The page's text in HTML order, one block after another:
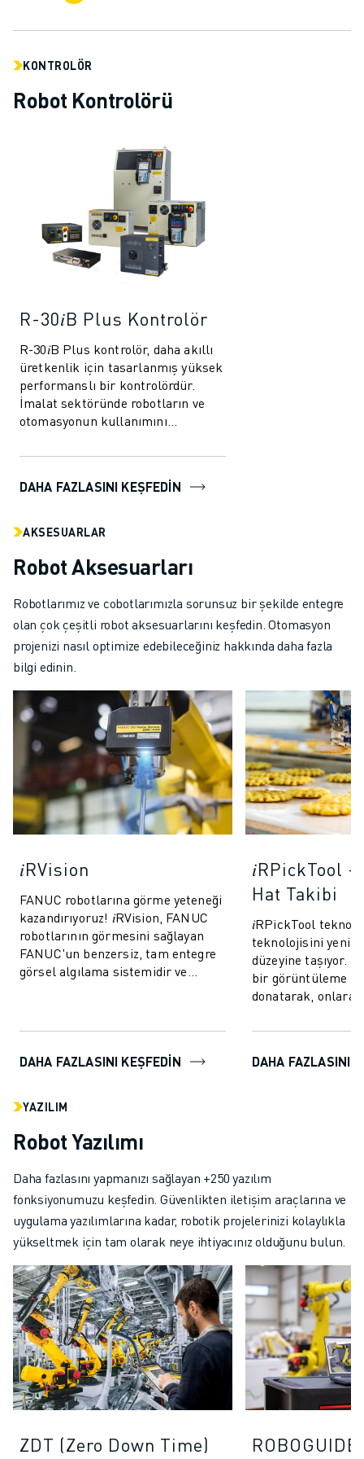
KONTROLÖR
Robot Kontrolörü
R-30𝑖B Plus Kontrolör
R-30𝑖B Plus kontrolör, daha akıllı
üretkenlik için tasarlanmış yüksek
performanslı bir kontrolördür.
İmalat sektöründe robotların ve
otomasyonun kullanımını
geliştirilmiştir. B...
DAHA FAZLASINI KEŞFEDIN
AKSESUARLAR
Robot Aksesuarları
Robotlarımız ve cobotlarımızla sorunsuz bir şekilde entegre
olan çok çeşitli robot aksesuarlarını keşfedin. Otomasyon
projenizi nasıl optimize edebileceğiniz hakkında daha fazla
bilgi edinin.
𝑖RVision
FANUC robotlarına görme yeteneği
kazandırıyoruz! 𝑖RVision, FANUC
robotlarının görmesini sağlayan
FANUC'un benzersiz, tam entegre
görsel algılama sistemidir ve
DAHA FAZLASINI KEŞFEDİN
𝑖RPickTool
Hat Takibi
𝑖RPickTool
teknolojisini yeni
düzeyine taşıyor.
bir görüntüleme
donatarak, onlara
sağlar. B...
DAHA FAZLASINI
YAZILIM
Robot Yazılımı
Daha fazlasını yapmanızı sağlayan +250 yazılım
fonksiyonumuzu keşfedin. Güvenlikten iletişim araçlarına ve
uygulama yazılımlarına kadar, robotik projelerinizi kolaylıkla
yükseltmek için tam olarak neye ihtiyacınız olduğunu bulun.
ZDT (Zero Down Time)
ROBOGUIDE